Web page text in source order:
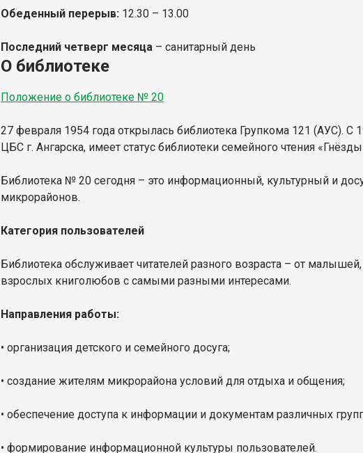
Обеденный перерыв: 12.30 – 13.00
Последний четверг месяца – санитарный день
О библиотеке
Положение о библиотеке № 20
27 февраля 1954 года открылась библиотека Групкома 121 (АУС). С
ЦБС г. Ангарска, имеет статус библиотеки семейного чтения
Библиотека № 20 сегодня – это информационный, культурный и
микрорайонов.
Категория пользователей
Библиотека обслуживает читателей разного возраста – от
взрослых книголюбов с самыми разными интересами.
Направления работы:
• организация детского и семейного досуга;
• создание жителям микрорайона условий для отдыха и общения;
• обеспечение доступа к информации и документам различных
• формирование информационной культуры пользователей.